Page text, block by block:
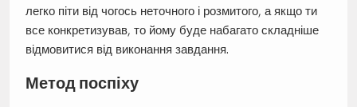
легко піти від чогось неточного і розмитого, а якщо ти
все конкретизував, то йому буде набагато складніше
відмовитися від виконання завдання.
Метод поспіху